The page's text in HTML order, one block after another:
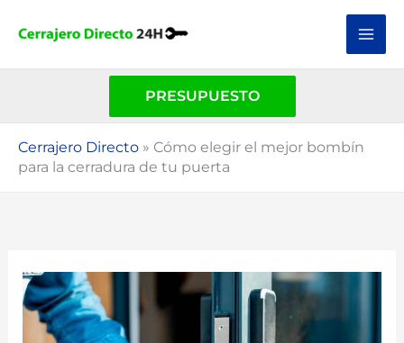
PRESUPUESTO
Cerrajero Directo » Cómo elegir el mejor bombín
para la cerradura de tu puerta